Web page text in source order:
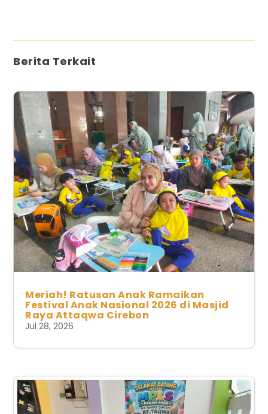
Berita Terkait
Meriah! Ratusan Anak Ramaikan
Festival Anak Nasional 2026 di Masjid
Raya Attaqwa Cirebon
Jul 28, 2026